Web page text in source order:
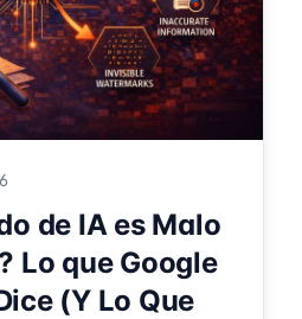
de IA es Malo
Lo que Google
(Y Lo Que